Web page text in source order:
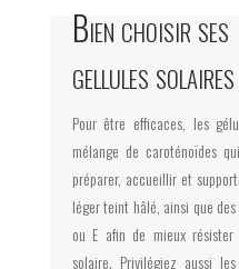
Bien choisir ses
gellules solaires
Pour être efficaces, les
mélange de caroténoïdes
préparer, accueillir et
léger teint hâlé, ainsi que
ou E afin de mieux
solaire. Privilégiez aussi